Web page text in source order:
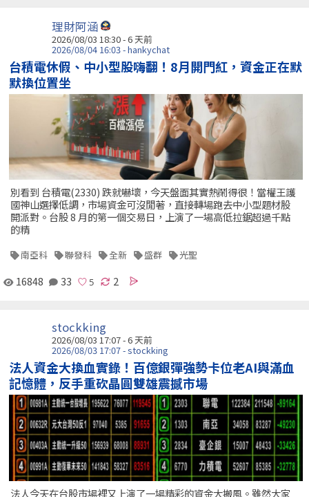
理財阿涵
2026/08/03 18:30 - 6 天前
2026/08/04 16:03 - hankychat
台積電休假、中小型股嗨翻！8月開門紅，資金正在默
默換位置坐
別看到 台積電(2330) 跌就嚇壞，今天盤面其實熱鬧得很！當權王護
國神山選擇低調，市場資金可沒閒著，直接轉場跑去中小型題材股
開派對。台股 8 月的第一個交易日，上演了一場高低拉鋸超過千點
的精
南亞科 聯發科 全新 盛群 光聖
16848 33 2
stockking
2026/08/03 17:07 - 6 天前
2026/08/03 17:07 - stockking
法人資金大換血實錄！百億銀彈強勢卡位老AI與滿血
記憶體，反手重砍晶圓雙雄震撼市場
法人今天在台股市場裡又上演了一場精彩的資金大搬風。雖然大家